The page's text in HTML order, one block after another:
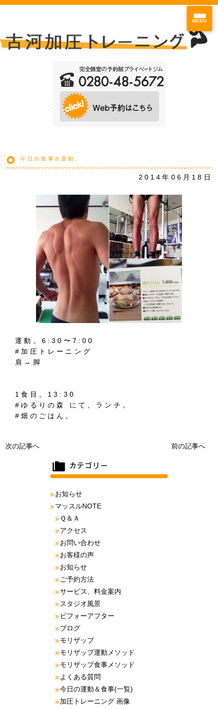
MENU
今日の食事&運動。
2014年06月18日
運動。6:30〜7:00
#加圧トレーニング
肩→脚
1食目。13:30
#ゆるりの森 にて、ランチ。
#畑のごはん。
次の記事へ 前の記事へ
お知らせ
マッスルNOTE
Ｑ＆Ａ
アクセス
お問い合わせ
お客様の声
お知らせ
ご予約方法
サービス、料金案内
スタジオ風景
ビフォーアフター
ブログ
モリザップ
モリザップ運動メソッド
モリザップ食事メソッド
よくある質問
今日の運動＆食事(一覧)
加圧トレーニング 画像